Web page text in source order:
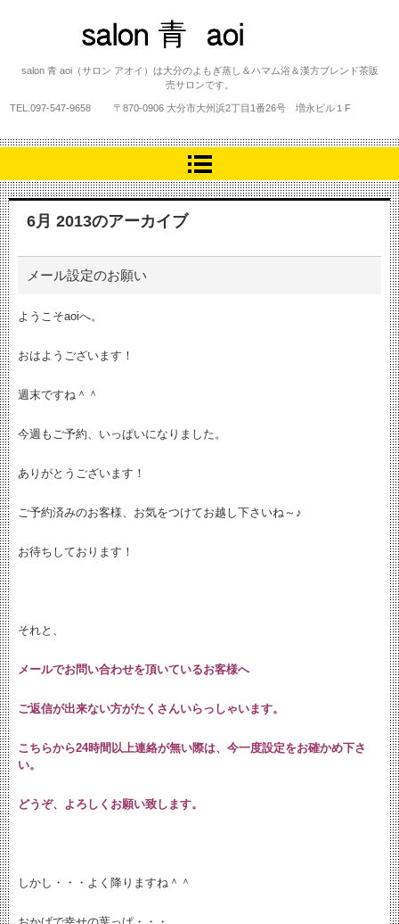
salon 青 aoi
salon 青 aoi（サロン アオイ）は大分のよもぎ蒸し＆ハマム浴＆漢方ブレンド茶販
売サロンです。
TEL. 097-547-9658 〒870-0906 大分市大州浜2丁目1番26号 増永ビル１F
6月 2013のアーカイブ
メール設定のお願い
ようこそaoiへ。
おはようございます！
週末ですね＾＾
今週もご予約、いっぱいになりました。
ありがとうございます！
ご予約済みのお客様、お気をつけてお越し下さいね～♪
お待ちしております！
それと、
メールでお問い合わせを頂いているお客様へ
ご返信が出来ない方がたくさんいらっしゃいます。
こちらから24時間以上連絡が無い際は、今一度設定をお確かめ下さ
い。
どうぞ、よろしくお願い致します。
しかし・・・よく降りますね＾＾